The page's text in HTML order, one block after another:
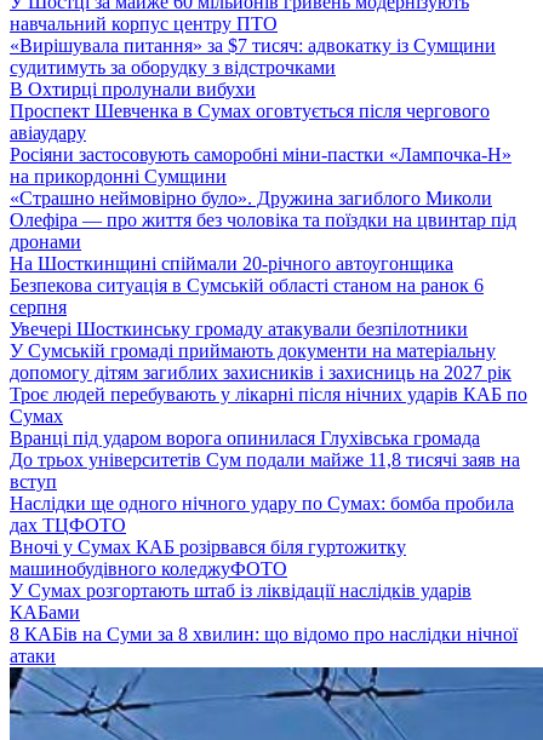
навчальний корпус центру ПТО
«Вирішувала питання» за $7 тисяч: адвокатку із Сумщини
судитимуть за оборудку з відстрочками
В Охтирці пролунали вибухи
Проспект Шевченка в Сумах оговтується після чергового
авіаудару
Росіяни застосовують саморобні міни-пастки «Лампочка-Н»
на прикордонні Сумщини
«Страшно неймовірно було». Дружина загиблого Миколи
Олефіра — про життя без чоловіка та поїздки на цвинтар під
дронами
На Шосткинщині спіймали 20-річного автоугонщика
Безпекова ситуація в Сумській області станом на ранок 6
серпня
Увечері Шосткинську громаду атакували безпілотники
У Сумській громаді приймають документи на матеріальну
допомогу дітям загиблих захисників і захисниць на 2027 рік
Троє людей перебувають у лікарні після нічних ударів КАБ по
Сумах
Вранці під ударом ворога опинилася Глухівська громада
До трьох університетів Сум подали майже 11,8 тисячі заяв на
вступ
Наслідки ще одного нічного удару по Сумах: бомба пробила
дах ТЦФОТО
Вночі у Сумах КАБ розірвався біля гуртожитку
машинобудівного коледжуФОТО
У Сумах розгортають штаб із ліквідації наслідків ударів
КАБами
8 КАБів на Суми за 8 хвилин: що відомо про наслідки нічної
атаки